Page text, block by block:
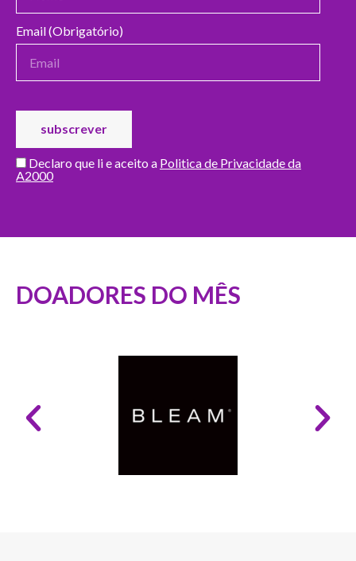
Email (Obrigatório)
Declaro que li e aceito a Politica de Privacidade da
A2000
DOADORES DO MÊS